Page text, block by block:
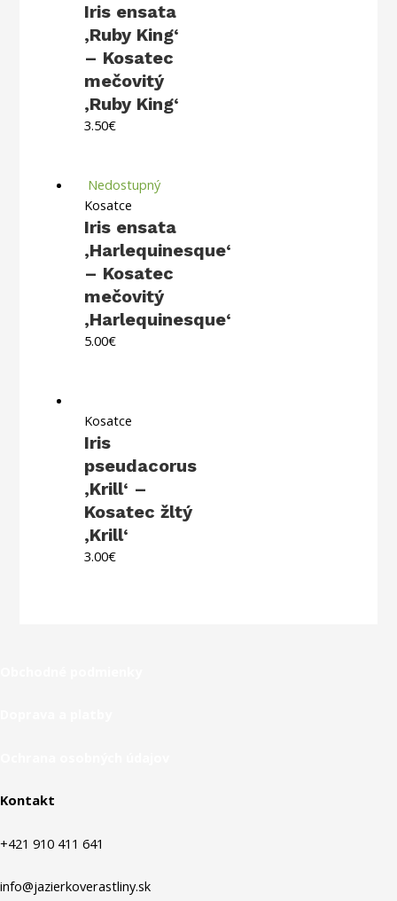
Iris ensata
‚Ruby King‘
– Kosatec
mečovitý
‚Ruby King‘
3.50€
Nedostupný
Kosatce
Iris ensata
‚Harlequinesque‘
– Kosatec
mečovitý
‚Harlequinesque‘
5.00€
Kosatce
Iris
pseudacorus
‚Krill‘ –
Kosatec žltý
‚Krill‘
3.00€
Kontakt
+421 910 411 641
info@jazierkoverastliny.sk